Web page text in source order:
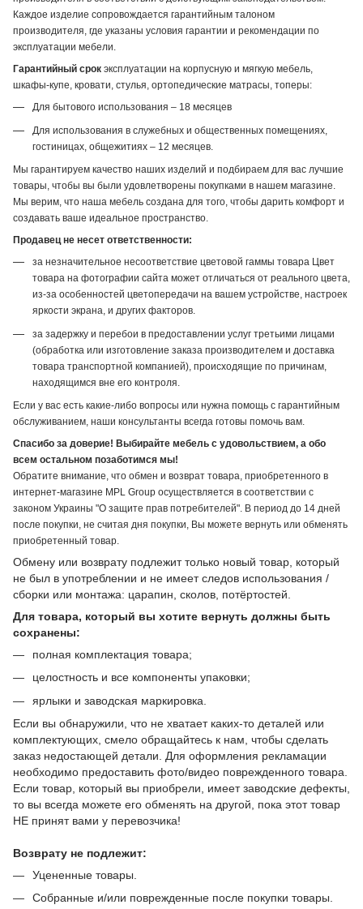
Каждое изделие сопровождается гарантийным талоном
производителя, где указаны условия гарантии и рекомендации по
эксплуатации мебели.
Гарантийный срок эксплуатации на корпусную и мягкую мебель,
шкафы-купе, кровати, стулья, ортопедические матрасы, топеры:
Для бытового использования – 18 месяцев
Для использования в служебных и общественных помещениях,
гостиницах, общежитиях – 12 месяцев.
Мы гарантируем качество наших изделий и подбираем для вас лучшие
товары, чтобы вы были удовлетворены покупками в нашем магазине.
Мы верим, что наша мебель создана для того, чтобы дарить комфорт и
создавать ваше идеальное пространство.
Продавец не несет ответственности:
за незначительное несоответствие цветовой гаммы товара Цвет
товара на фотографии сайта может отличаться от реального цвета,
из-за особенностей цветопередачи на вашем устройстве, настроек
яркости экрана, и других факторов.
за задержку и перебои в предоставлении услуг третьими лицами
(обработка или изготовление заказа производителем и доставка
товара транспортной компанией), происходящие по причинам,
находящимся вне его контроля.
Если у вас есть какие-либо вопросы или нужна помощь с гарантийным
обслуживанием, наши консультанты всегда готовы помочь вам.
Спасибо за доверие! Выбирайте мебель с удовольствием, а обо
всем остальном позаботимся мы!
Обратите внимание, что обмен и возврат товара, приобретенного в
интернет-магазине MPL Group осуществляется в соответствии с
законом Украины "О защите прав потребителей". В период до 14 дней
после покупки, не считая дня покупки, Вы можете вернуть или обменять
приобретенный товар.
Обмену или возврату подлежит только новый товар, который
не был в употреблении и не имеет следов использования /
сборки или монтажа: царапин, сколов, потёртостей.
Для товара, который вы хотите вернуть должны быть
сохранены:
полная комплектация товара;
целостность и все компоненты упаковки;
ярлыки и заводская маркировка.
Если вы обнаружили, что не хватает каких-то деталей или
комплектующих, смело обращайтесь к нам, чтобы сделать
заказ недостающей детали. Для оформления рекламации
необходимо предоставить фото/видео поврежденного товара.
Если товар, который вы приобрели, имеет заводские дефекты,
то вы всегда можете его обменять на другой, пока этот товар
НЕ принят вами у перевозчика!
Возврату не подлежит:
Уцененные товары.
Собранные и/или поврежденные после покупки товары.